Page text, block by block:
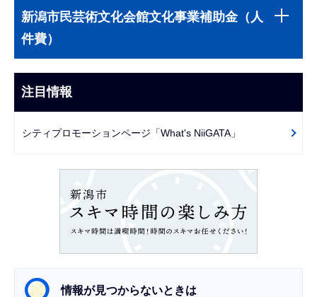
文
こ
ま
で
サ
ブ
ナ
ゲ
新潟市民芸術文化会館文化事業補助金（人
件費）
注目情報
シティプロモーションページ「What's NiiGATA」
情報が見つからないときは